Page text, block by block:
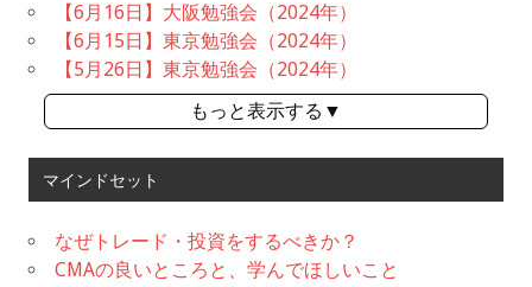
【6月16日】大阪勉強会（2024年）
【6月15日】東京勉強会（2024年）
【5月26日】東京勉強会（2024年）
もっと表示する▼
マインドセット
なぜトレード・投資をするべきか？
CMAの良いところと、学んでほしいこと